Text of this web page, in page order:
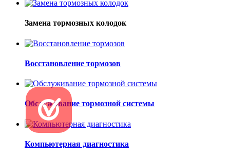
Замена тормозных колодок
Восстановление тормозов
Обслуживание тормозной системы
Компьютерная диагностика